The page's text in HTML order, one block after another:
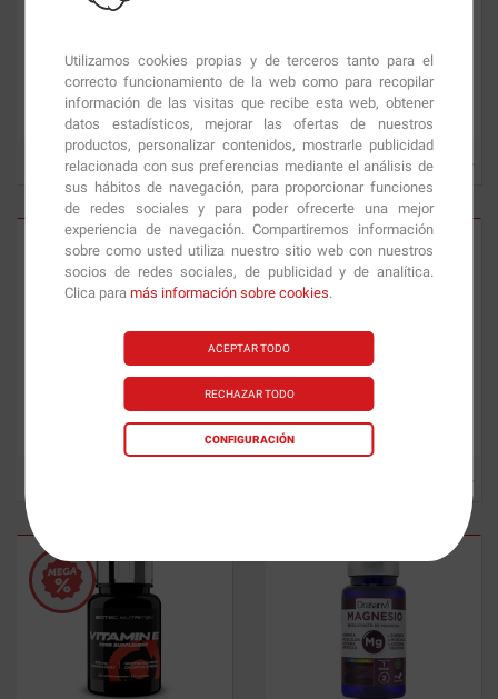
Utilizamos cookies propias y de terceros tanto para el
correcto funcionamiento de la web como para recopilar
información de las visitas que recibe esta web, obtener
datos estadísticos, mejorar las ofertas de nuestros
productos, personalizar contenidos, mostrarle publicidad
relacionada con sus preferencias mediante el análisis de
sus hábitos de navegación, para proporcionar funciones
de redes sociales y para poder ofrecerte una mejor
experiencia de navegación. Compartiremos información
sobre como usted utiliza nuestro sitio web con nuestros
socios de redes sociales, de publicidad y de analítica.
Clica paramás información sobre cookies.
ACEPTAR TODO
RECHAZAR TODO
CONFIGURACIÓN
Multi Vitamínico 90 caps.
€
18.05
Multipack Sport 60 caps.
12.29
Vit D3 + K2 Professional 60 caps.